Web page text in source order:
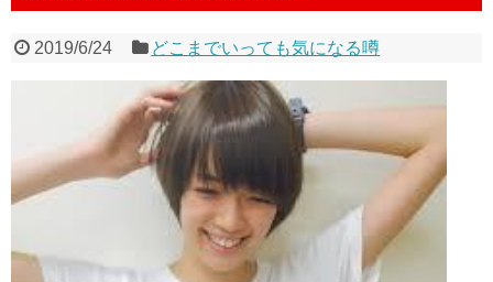
2019/6/24 どこまでいっても気になる噂